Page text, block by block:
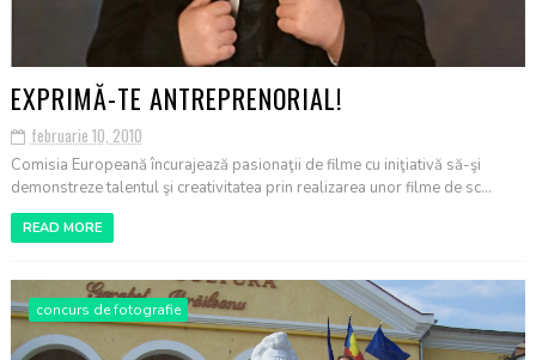
EXPRIMĂ-TE ANTREPRENORIAL!
februarie 10, 2010
Comisia Europeană încurajează pasionaţii de filme cu iniţiativă să-şi
demonstreze talentul şi creativitatea prin realizarea unor filme de sc...
READ MORE
concurs de fotografie